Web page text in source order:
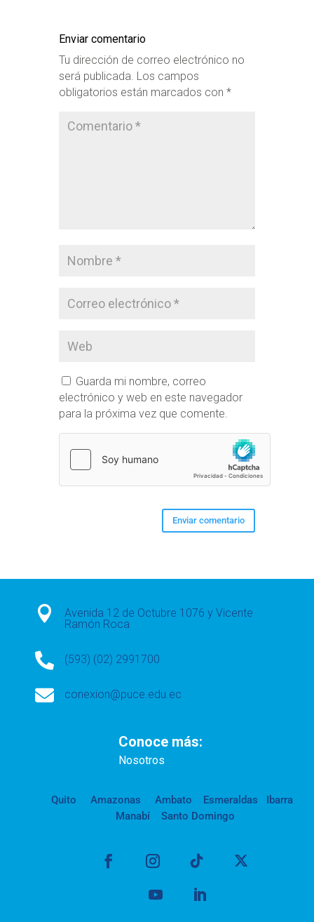
Enviar comentario
Tu dirección de correo electrónico no
será publicada. Los campos
obligatorios están marcados con *
Guarda mi nombre, correo
electrónico y web en este navegador
para la próxima vez que comente.

Avenida 12 de Octubre 1076 y Vicente
Ramón Roca
 (593) (02) 2991700
 conexion@puce.edu.ec
Conoce más:
Nosotros
Quito Amazonas Ambato Esmeraldas
Ibarra
Manabí
Santo Domingo